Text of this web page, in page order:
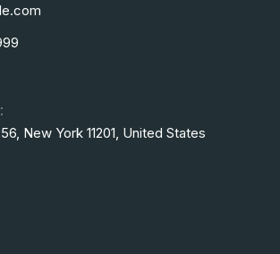
New York 11201, United States